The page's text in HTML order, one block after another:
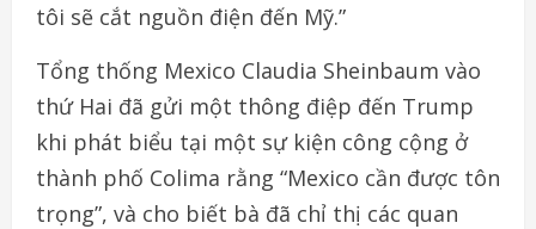
tôi sẽ cắt nguồn điện đến Mỹ.”
Tổng thống Mexico Claudia Sheinbaum vào
thứ Hai đã gửi một thông điệp đến Trump
khi phát biểu tại một sự kiện công cộng ở
thành phố Colima rằng “Mexico cần được tôn
trọng”, và cho biết bà đã chỉ thị các quan